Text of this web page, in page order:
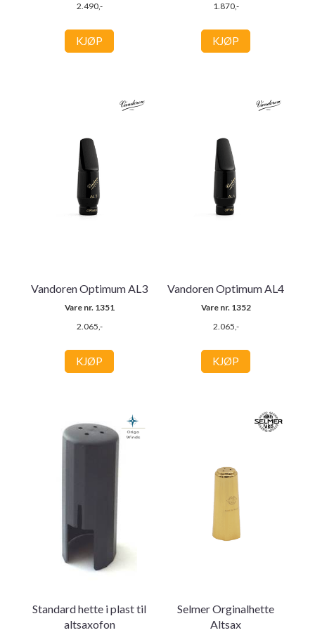
2.490,-
KJØP
1.870,-
KJØP
Vandoren Optimum AL3
Vare nr. 1351
2.065,-
KJØP
Vandoren Optimum AL4
Vare nr. 1352
2.065,-
KJØP
Standard hette i plast til
altsaxofon
Selmer Orginalhette
Altsax